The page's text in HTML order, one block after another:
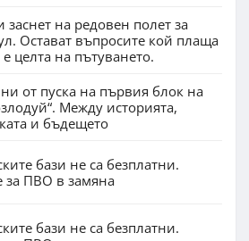
заснет на редовен полет за
Остават въпросите кой плаща
целта на пътуването.
от пуска на първия блок на
Между историята,
и бъдещето
бази не са безплатни.
за ПВО в замяна
бази не са безплатни.